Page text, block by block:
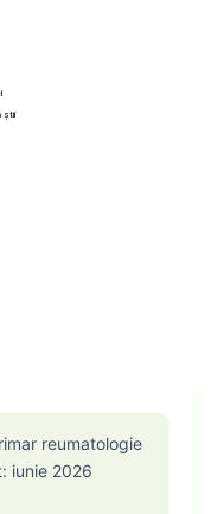
știi
reumatologie
iunie 2026